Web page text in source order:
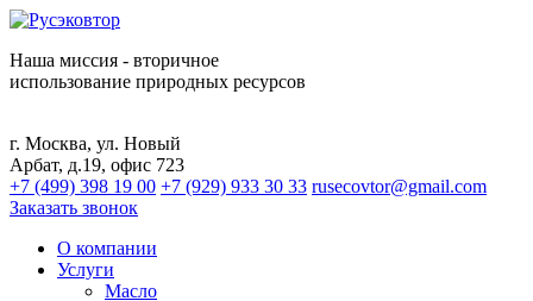
Наша миссия - вторичное
использование природных ресурсов
г. Москва, ул. Новый
Арбат, д.19, офис 723
+7 (499) 398 19 00 +7 (929) 933 30 33 rusecovtor@gmail.com
Заказать звонок
О компании
Услуги
Масло